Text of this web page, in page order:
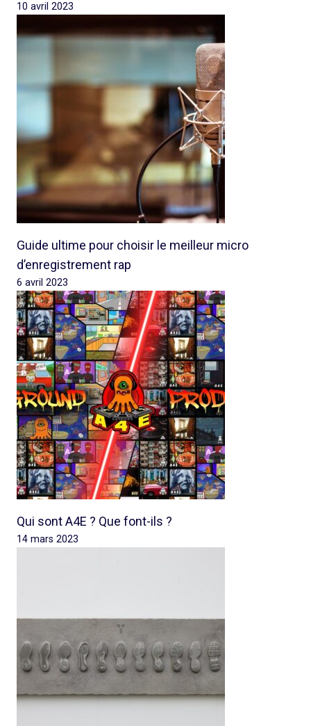
10 avril 2023
Guide ultime pour choisir le meilleur micro
d’enregistrement rap
6 avril 2023
Qui sont A4E ? Que font-ils ?
14 mars 2023